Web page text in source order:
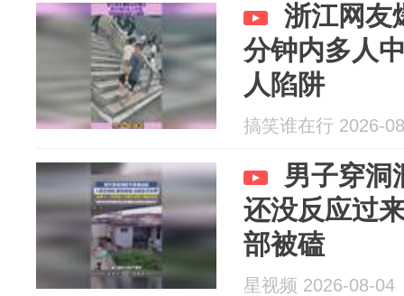
浙江网友
分钟内多人
人陷阱
搞笑谁在行 2026-
男子穿洞
还没反应过
部被磕
星视频 2026-08-04